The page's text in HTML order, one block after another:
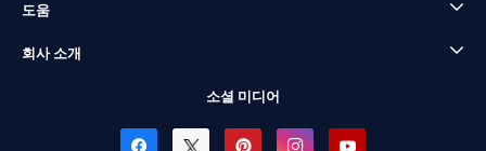
도움
회사 소개
소셜 미디어